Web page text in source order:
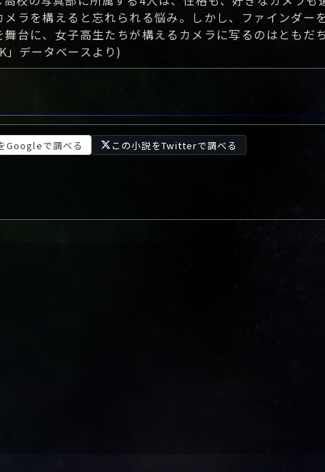
ラを構えると忘れられる悩み。しかし、ファインダー
台に、女子高生たちが構えるカメラに写るのはともだ
」データベースより)
Googleで調べる この小説をTwitterで調べる